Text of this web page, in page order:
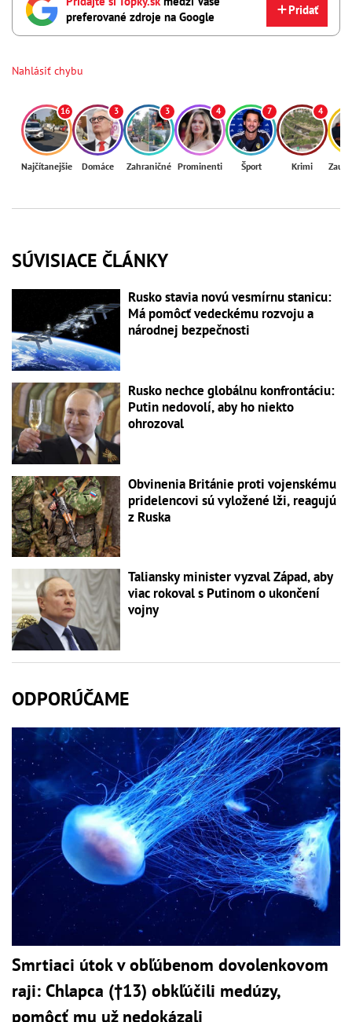
preferované zdroje na Google
Pridať
Nahlásiť chybu
16
Najčítanejšie
3
Domáce
3
Zahraničné
4
Prominenti
7
Šport
4
Krimi
SÚVISIACE ČLÁNKY
Rusko stavia novú vesmírnu stanicu:
Má pomôcť vedeckému rozvoju a
národnej bezpečnosti
Rusko nechce globálnu konfrontáciu:
Putin nedovolí, aby ho niekto
ohrozoval
Obvinenia Británie proti vojenskému
pridelencovi sú vyložené lži, reagujú
z Ruska
Taliansky minister vyzval Západ, aby
viac rokoval s Putinom o ukončení
vojny
ODPORÚČAME
Smrtiaci útok v obľúbenom dovolenkovom
raji: Chlapca (†13) obkľúčili medúzy,
pomôcť mu už nedokázali